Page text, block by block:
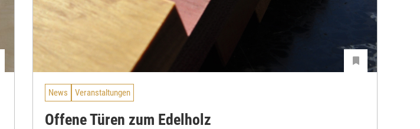
News Veranstaltungen
Offene Türen zum Edelholz